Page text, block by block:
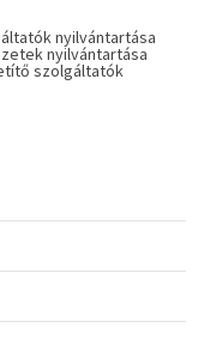
nyilvántartása
nyilvántartása
szolgáltatók